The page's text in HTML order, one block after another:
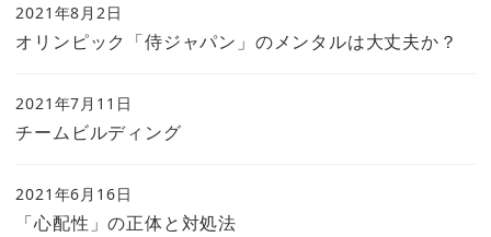
オリンピック「侍ジャパン」のメンタルは大丈夫か？
2021年8月2日
チームビルディング
2021年7月11日
「心配性」の正体と対処法
2021年6月16日